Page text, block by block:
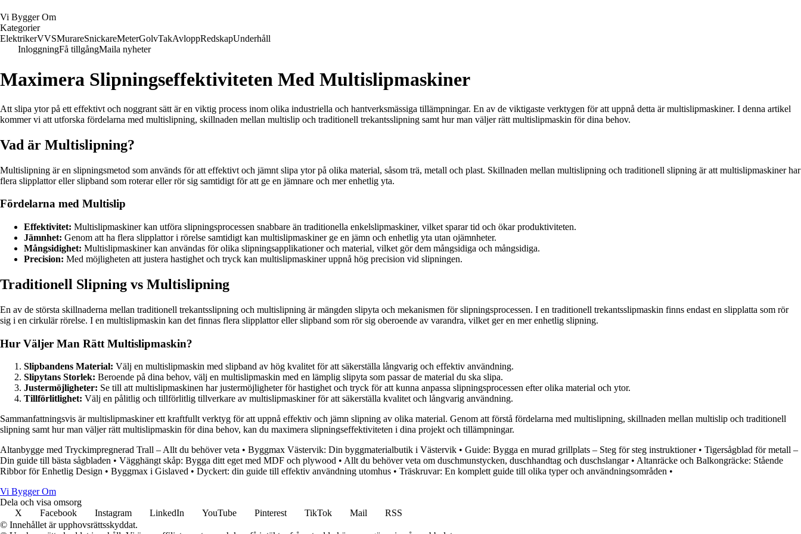
Vi Bygger Om
Kategorier
ElektrikerVVSMurareSnickareMeterGolvTakAvloppRedskapUnderhåll
InloggningFå tillgångMaila nyheter
Maximera Slipningseffektiviteten Med Multislipmaskiner
Att slipa ytor på ett effektivt och noggrant sätt är en viktig process inom olika industriella och hantverksmässiga tillämpningar. En av de viktigaste verktygen för att uppnå detta är multislipmaskiner. I denna artikel
kommer vi att utforska fördelarna med multislipning, skillnaden mellan multislip och traditionell trekantsslipning samt hur man väljer rätt multislipmaskin för dina behov.
Vad är Multislipning?
Multislipning är en slipningsmetod som används för att effektivt och jämnt slipa ytor på olika material, såsom trä, metall och plast. Skillnaden mellan multislipning och traditionell slipning är att multislipmaskiner har
flera slipplattor eller slipband som roterar eller rör sig samtidigt för att ge en jämnare och mer enhetlig yta.
Fördelarna med Multislip
Effektivitet: Multislipmaskiner kan utföra slipningsprocessen snabbare än traditionella enkelslipmaskiner, vilket sparar tid och ökar produktiviteten.
Jämnhet: Genom att ha flera slipplattor i rörelse samtidigt kan multislipmaskiner ge en jämn och enhetlig yta utan ojämnheter.
Mångsidighet: Multislipmaskiner kan användas för olika slipningsapplikationer och material, vilket gör dem mångsidiga och mångsidiga.
Precision: Med möjligheten att justera hastighet och tryck kan multislipmaskiner uppnå hög precision vid slipningen.
Traditionell Slipning vs Multislipning
En av de största skillnaderna mellan traditionell trekantsslipning och multislipning är mängden slipyta och mekanismen för slipningsprocessen. I en traditionell trekantsslipmaskin finns endast en slipplatta som rör
sig i en cirkulär rörelse. I en multislipmaskin kan det finnas flera slipplattor eller slipband som rör sig oberoende av varandra, vilket ger en mer enhetlig slipning.
Hur Väljer Man Rätt Multislipmaskin?
Slipbandens Material: Välj en multislipmaskin med slipband av hög kvalitet för att säkerställa långvarig och effektiv användning.
Slipytans Storlek: Beroende på dina behov, välj en multislipmaskin med en lämplig slipyta som passar de material du ska slipa.
Justermöjligheter: Se till att multislipmaskinen har justermöjligheter för hastighet och tryck för att kunna anpassa slipningsprocessen efter olika material och ytor.
Tillförlitlighet: Välj en pålitlig och tillförlitlig tillverkare av multislipmaskiner för att säkerställa kvalitet och långvarig användning.
Sammanfattningsvis är multislipmaskiner ett kraftfullt verktyg för att uppnå effektiv och jämn slipning av olika material. Genom att förstå fördelarna med multislipning, skillnaden mellan multislip och traditionell
slipning samt hur man väljer rätt multislipmaskin för dina behov, kan du maximera slipningseffektiviteten i dina projekt och tillämpningar.
Altanbygge med Tryckimpregnerad Trall – Allt du behöver veta • Byggmax Västervik: Din byggmaterialbutik i Västervik • Guide: Bygga en murad grillplats – Steg för steg instruktioner• Tigersågblad för metall –
Din guide till bästa sågbladen • Vägghängt skåp: Bygga ditt eget med MDF och plywood • Allt du behöver veta om duschmunstycken, duschhandtag och duschslangar• Altanräcke och Balkongräcke: Stående
Ribbor för Enhetlig Design • Byggmax i Gislaved • Dyckert: din guide till effektiv användning utomhus • Träskruvar: En komplett guide till olika typer och användningsområden •
Vi Bygger Om
Dela och visa omsorg
X
Facebook Instagram LinkedIn YouTube Pinterest TikTok Mail
RSS
© Innehållet är upphovsrättsskyddat.